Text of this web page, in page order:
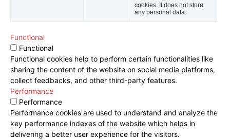
cookies. It does not store
any personal data.
Functional
Functional
Functional cookies help to perform certain functionalities like
sharing the content of the website on social media platforms,
collect feedbacks, and other third-party features.
Performance
Performance
Performance cookies are used to understand and analyze the
key performance indexes of the website which helps in
delivering a better user experience for the visitors.